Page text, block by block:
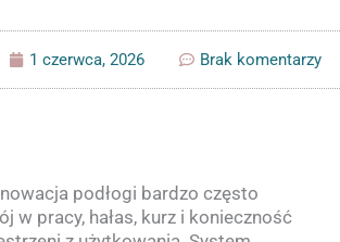
1 czerwca, 2026 Brak komentarzy
podłogi bardzo często
w pracy, hałas, kurz i konieczność